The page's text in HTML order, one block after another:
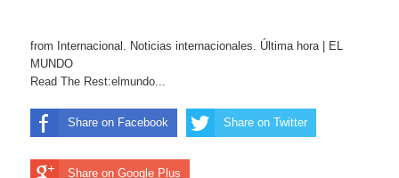
from Internacional. Noticias internacionales. Última hora | EL
MUNDO
Read The Rest:elmundo...
Share on Facebook Share on Twitter
Share on Google Plus